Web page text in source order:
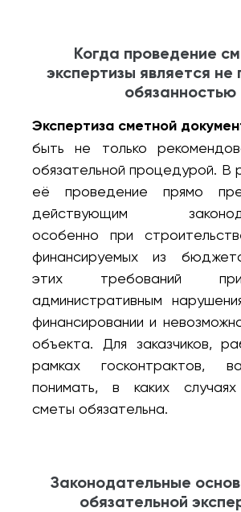
Когда проведение
экспертизы является не
обязанностью
Экспертиза сметной
быть не только
обязательной процедурой. В
её проведение прямо
действующим
особенно при
финансируемых из
этих требований
административным
финансировании и
объекта. Для заказчиков,
рамках госконтрактов,
понимать, в каких случаях
сметы обязательна.
Законодательные
обязательной